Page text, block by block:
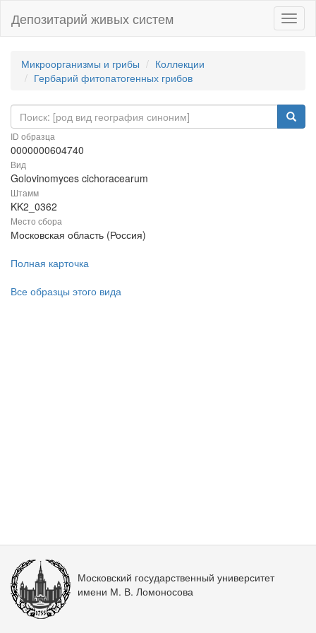
Депозитарий живых систем
Микроорганизмы и грибы
Коллекции
Гербарий фитопатогенных грибов
ID образца
0000000604740
Вид
Golovinomyces cichoracearum
Штамм
KK2_0362
Место сбора
Московская область (Россия)
Полная карточка
Все образцы этого вида
Московский государственный университет
имени М. В. Ломоносова